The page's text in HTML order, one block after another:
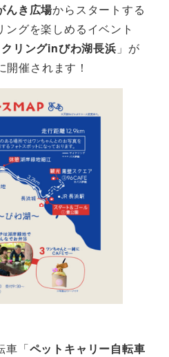
んき広場からスタートする
グを楽しめるイベント
リングinびわ湖長浜 」が
開催されます！
車「ペットキャリー自転車